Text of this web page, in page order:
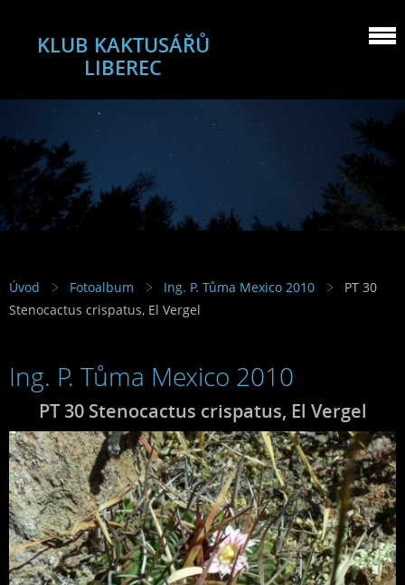
KLUB KAKTUSÁŘŮ
LIBEREC
Úvod Fotoalbum Ing. P. Tůma Mexico 2010
PT 30
Stenocactus crispatus, El Vergel
Ing. P. Tůma Mexico 2010
PT 30 Stenocactus crispatus, El Vergel